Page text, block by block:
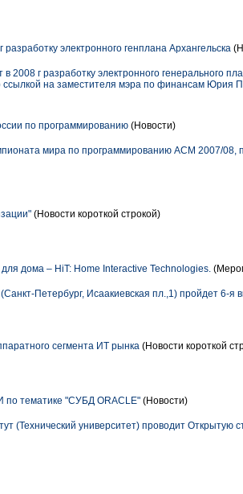
электронного генплана Архангельска
2008 г разработку электронного генерального
на заместителя мэра по финансам Юрия
по программированию (Новости)
мира по программированию ACM 2007/08,
(Новости короткой строкой)
дома – HiT: Home Interactive Technologies.
Петербург, Исаакиевская пл.,1) пройдет 6-я
сегмента ИТ рынка (Новости короткой
по тематике "СУБД ORACLE" (Новости)
(Технический университет) проводит